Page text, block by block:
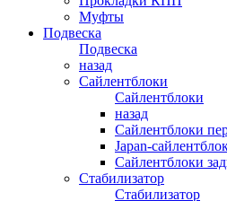
Муфты
Подвеска
Подвеска
назад
Сайлентблоки
Сайлентблоки
назад
Сайлентблоки
Japan-
Сайлентблоки
Стабилизатор
Стабилизатор